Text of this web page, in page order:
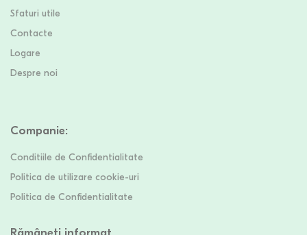
Sfaturi utile
Contacte
Logare
Despre noi
Companie:
Conditiile de Confidentialitate
Politica de utilizare cookie-uri
Politica de Confidentialitate